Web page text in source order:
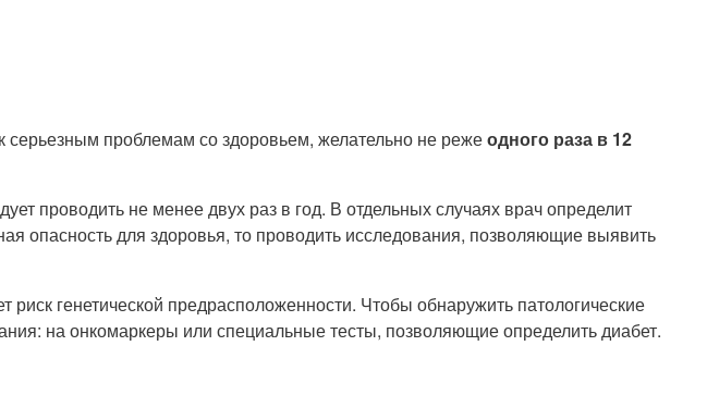
серьезным проблемам со здоровьем, желательно не режеодного раза в 12
проводить не менее двух раз в год. В отдельных случаях врач определит
опасность для здоровья, то проводить исследования, позволяющие выявить
генетической предрасположенности. Чтобы обнаружить патологические
на онкомаркеры или специальные тесты, позволяющие определить диабет.